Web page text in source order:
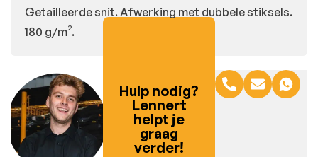
Getailleerde snit. Afwerking met dubbele stiksels.
180 g/m².
Hulp nodig?
Lennert
helpt je
graag
verder!